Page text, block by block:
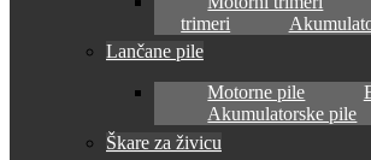
trimeri
Lančane pile
Motorne pile
Akumulatorske pile
Škare za živicu